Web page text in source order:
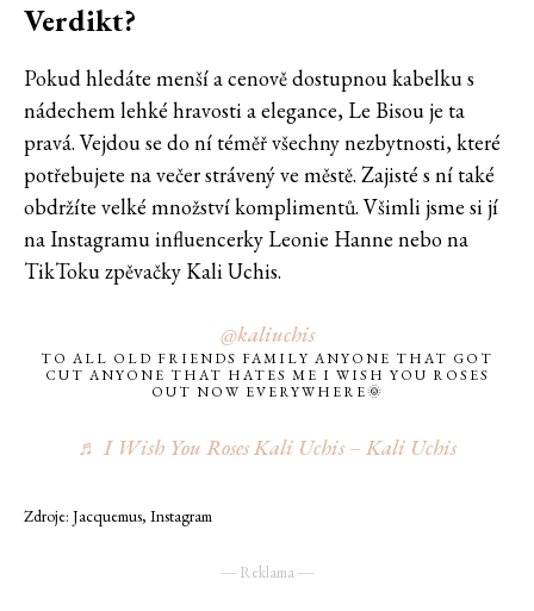
Verdikt?
Pokud hledáte menší a cenově dostupnou kabelku s
nádechem lehké hravosti a elegance, Le Bisou je ta
pravá. Vejdou se do ní téměř všechny nezbytnosti, které
potřebujete na večer strávený ve městě. Zajisté s ní také
obdržíte velké množství komplimentů. Všimli jsme si jí
na Instagramu influencerky Leonie Hanne nebo na
TikToku zpěvačky Kali Uchis.
@kaliuchis
TO ALL OLD FRIENDS FAMILY ANYONE THAT GOT
CUT ANYONE THAT HATES ME I WISH YOU ROSES
OUT NOW EVERYWHERE🌞
♬ I Wish You Roses Kali Uchis – Kali Uchis
Zdroje: Jacquemus, Instagram
― Reklama ―